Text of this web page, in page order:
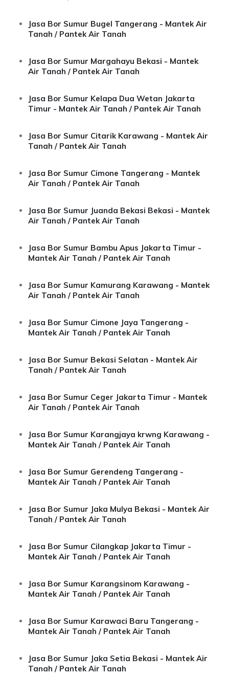
Jasa Bor Sumur Bugel Tangerang - Mantek Air
Tanah / Pantek Air Tanah
Jasa Bor Sumur Margahayu Bekasi - Mantek
Air Tanah / Pantek Air Tanah
Jasa Bor Sumur Kelapa Dua Wetan Jakarta
Timur - Mantek Air Tanah / Pantek Air Tanah
Jasa Bor Sumur Citarik Karawang - Mantek Air
Tanah / Pantek Air Tanah
Jasa Bor Sumur Cimone Tangerang - Mantek
Air Tanah / Pantek Air Tanah
Jasa Bor Sumur Juanda Bekasi Bekasi - Mantek
Air Tanah / Pantek Air Tanah
Jasa Bor Sumur Bambu Apus Jakarta Timur -
Mantek Air Tanah / Pantek Air Tanah
Jasa Bor Sumur Kamurang Karawang - Mantek
Air Tanah / Pantek Air Tanah
Jasa Bor Sumur Cimone Jaya Tangerang -
Mantek Air Tanah / Pantek Air Tanah
Jasa Bor Sumur Bekasi Selatan - Mantek Air
Tanah / Pantek Air Tanah
Jasa Bor Sumur Ceger Jakarta Timur - Mantek
Air Tanah / Pantek Air Tanah
Jasa Bor Sumur Karangjaya krwng Karawang -
Mantek Air Tanah / Pantek Air Tanah
Jasa Bor Sumur Gerendeng Tangerang -
Mantek Air Tanah / Pantek Air Tanah
Jasa Bor Sumur Jaka Mulya Bekasi - Mantek Air
Tanah / Pantek Air Tanah
Jasa Bor Sumur Cilangkap Jakarta Timur -
Mantek Air Tanah / Pantek Air Tanah
Jasa Bor Sumur Karangsinom Karawang -
Mantek Air Tanah / Pantek Air Tanah
Jasa Bor Sumur Karawaci Baru Tangerang -
Mantek Air Tanah / Pantek Air Tanah
Jasa Bor Sumur Jaka Setia Bekasi - Mantek Air
Tanah / Pantek Air Tanah